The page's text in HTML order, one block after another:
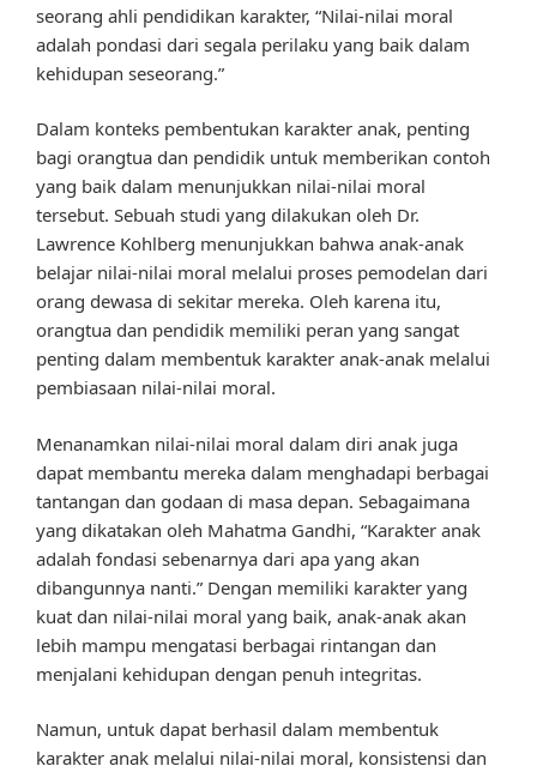
seorang ahli pendidikan karakter, “Nilai-nilai moral
adalah pondasi dari segala perilaku yang baik dalam
kehidupan seseorang.”
Dalam konteks pembentukan karakter anak, penting
bagi orangtua dan pendidik untuk memberikan contoh
yang baik dalam menunjukkan nilai-nilai moral
tersebut. Sebuah studi yang dilakukan oleh Dr.
Lawrence Kohlberg menunjukkan bahwa anak-anak
belajar nilai-nilai moral melalui proses pemodelan dari
orang dewasa di sekitar mereka. Oleh karena itu,
orangtua dan pendidik memiliki peran yang sangat
penting dalam membentuk karakter anak-anak melalui
pembiasaan nilai-nilai moral.
Menanamkan nilai-nilai moral dalam diri anak juga
dapat membantu mereka dalam menghadapi berbagai
tantangan dan godaan di masa depan. Sebagaimana
yang dikatakan oleh Mahatma Gandhi, “Karakter anak
adalah fondasi sebenarnya dari apa yang akan
dibangunnya nanti.” Dengan memiliki karakter yang
kuat dan nilai-nilai moral yang baik, anak-anak akan
lebih mampu mengatasi berbagai rintangan dan
menjalani kehidupan dengan penuh integritas.
Namun, untuk dapat berhasil dalam membentuk
karakter anak melalui nilai-nilai moral, konsistensi dan